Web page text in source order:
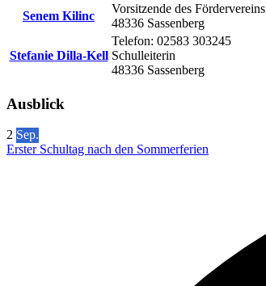
Senem Kilinc
Vorsitzende des Fördervereins
48336 Sassenberg
Stefanie Dilla-Kell
Telefon: 02583 303245
Schulleiterin
48336 Sassenberg
Ausblick
2 Sep.
Erster Schultag nach den Sommerferien